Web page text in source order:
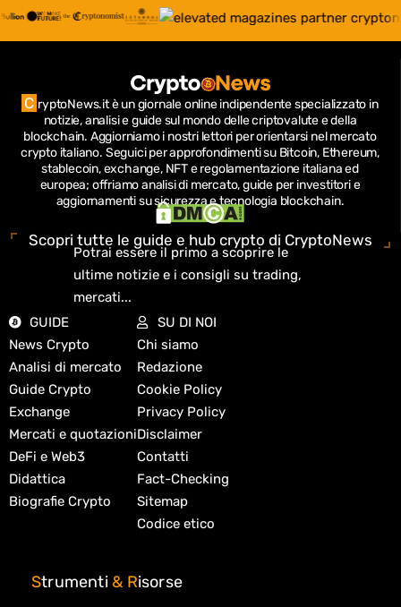
C ryptoNews.it è un giornale online indipendente specializzato in
notizie, analisi e guide sul mondo delle criptovalute e della
blockchain. Aggiorniamo i nostri lettori per orientarsi nel mercato
crypto italiano. Seguici per approfondimenti su Bitcoin, Ethereum,
stablecoin, exchange, NFT e regolamentazione italiana ed
europea; offriamo analisi di mercato, guide per investitori e
aggiornamenti su sicurezza e tecnologia blockchain.
Scopri tutte le guide e hub crypto di CryptoNews
Potrai essere il primo a scoprire le
ultime notizie e i consigli su trading,
mercati...
GUIDE
News Crypto
Analisi di mercato
Guide Crypto
Exchange
Mercati e quotazioni
DeFi e Web3
Didattica
Biografie Crypto
SU DI NOI
Chi siamo
Redazione
Cookie Policy
Privacy Policy
Disclaimer
Contatti
Fact-Checking
Sitemap
Codice etico
Strumenti & Risorse